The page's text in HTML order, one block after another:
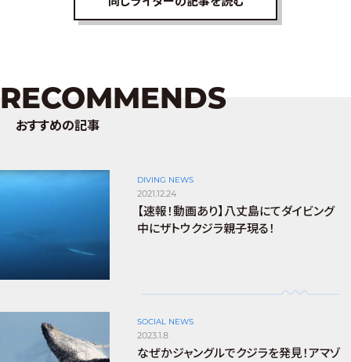
RECOMMENDS
おすすめの記事
DIVING NEWS
2021.12.24
【速報！動画あり】八丈島にてダイビング
中にザトウクジラ親子現る！
SOCIAL NEWS
2023.1.8
なぜかジャングルでクジラを発見！アマゾ